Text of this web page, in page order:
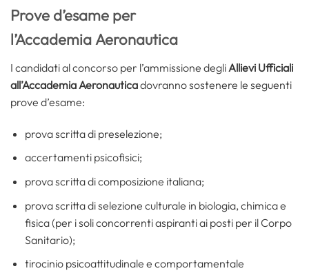
Prove d’esame per
l’Accademia Aeronautica
I candidati al concorso per l’ammissione degli Allievi Ufficiali
all’Accademia Aeronauticadovranno sostenere le seguenti
prove d’esame:
prova scritta di preselezione;
accertamenti psicofisici;
prova scritta di composizione italiana;
prova scritta di selezione culturale in biologia, chimica e
fisica (per i soli concorrenti aspiranti ai posti per il Corpo
Sanitario);
tirocinio psicoattitudinale e comportamentale